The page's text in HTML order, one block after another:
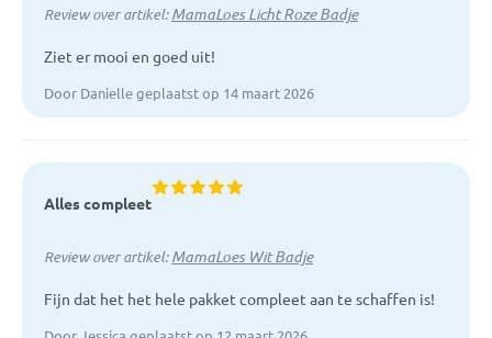
Review over artikel:MamaLoes Licht Roze Badje
Ziet er mooi en goed uit!
Door Danielle geplaatst op 14 maart 2026
Alles compleet
Review over artikel:MamaLoes Wit Badje
Fijn dat het het hele pakket compleet aan te schaffen is!